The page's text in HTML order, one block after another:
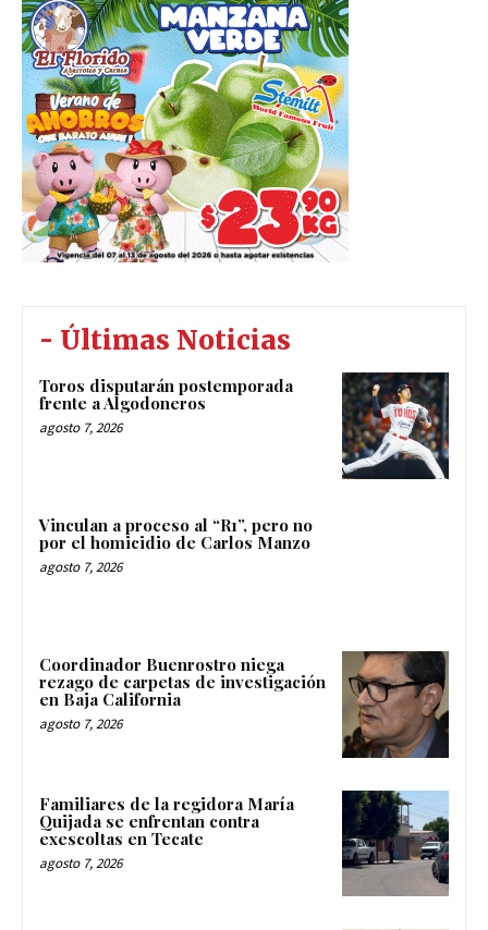
- Últimas Noticias
Toros disputarán postemporada
frente a Algodoneros
agosto 7, 2026
Vinculan a proceso al “R1”, pero no
por el homicidio de Carlos Manzo
agosto 7, 2026
Coordinador Buenrostro niega
rezago de carpetas de investigación
en Baja California
agosto 7, 2026
Familiares de la regidora María
Quijada se enfrentan contra
exescoltas en Tecate
agosto 7, 2026